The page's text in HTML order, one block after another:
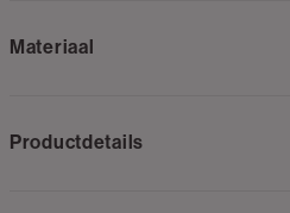
Materiaal
Productdetails